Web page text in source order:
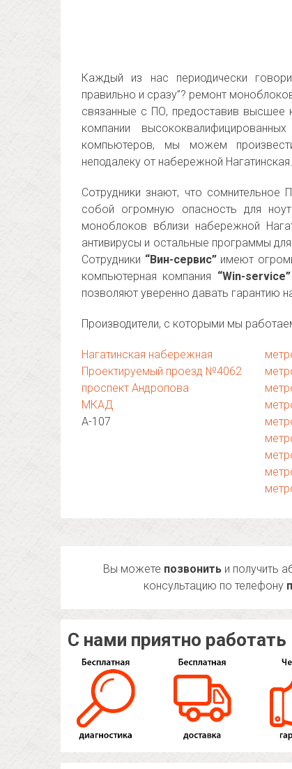
Каждый из нас периодически
правильно и сразу”? ремонт
связанные с ПО, предоставив
компании
компьютеров, мы можем
неподалеку от набережной Нагатинская.
Сотрудники знают, что
собой огромную опасность для
моноблоков вблизи набережной
антивирусы и остальные программы
Сотрудники “Вин-сервис”имеют
компьютерная компания “Win-service”
позволяют уверенно давать гарантию
Производители, с которыми мы
Нагатинская набережная
Проектируемый проезд №4062
проспект Андропова
МКАД
А-107
Вы можете позвонить и получить
консультацию по телефону
С нами приятно работать